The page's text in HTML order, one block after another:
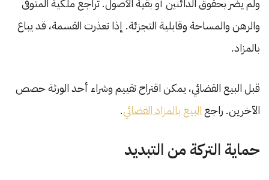
والرهن والمساحة وقابلية التجزئة. إذا تعذرت القسمة، قد يباع
بالمزاد.
قبل البيع القضائي، يمكن اقتراح تقييم وشراء أحد الورثة حصص
الآخرين. راجع البيع بالمزاد القضائي.
حماية التركة من التبديد